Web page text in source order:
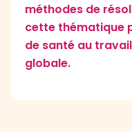
méthodes de
cette thématique
de santé au
globale.